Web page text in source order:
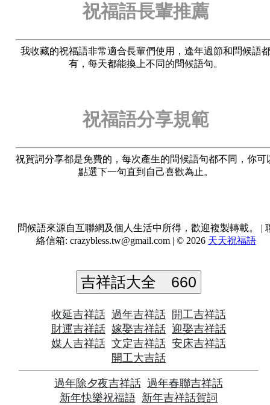
祝福語長輩推薦
我收藏的祝福語非常適合長輩們使用，逢年過節和問候語
有，每天都能換上不同的問候語句。
祝福語分享規範
祝賀詞分享都是免費的，每次產生的問候語句都不同，你可
點選下一句直到自己喜歡為止。
問候語來源自互聯網及個人生活中所得，歡迎複製轉載。 |
絡信箱: crazybless.tw@gmail.com| © 2026 天天祝福語
吉祥話大全 660
收延吉祥話 過年吉祥話
開工吉祥話
財運吉祥話 嫁娶吉祥話 迎娶吉祥話
媒人吉祥話 文定吉祥話 安床吉祥話
開工大吉話
過年除夕夜吉祥話 過年春聯吉祥話
新年快樂祝福語 新年吉祥話賀詞